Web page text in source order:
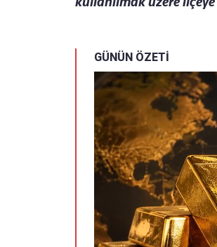
GÜNÜN ÖZETİ